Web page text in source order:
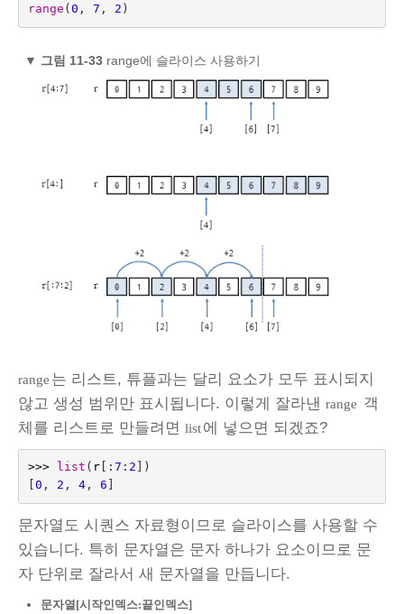
range ( 0 , 7 , 2 )
▼ 그림 11-33range에 슬라이스 사용하기
range 는 리스트, 튜플과는 달리 요소가 모두 표시되지
않고 생성 범위만 표시됩니다. 이렇게 잘라낸 range 객
체를 리스트로 만들려면 list에 넣으면 되겠죠?
>>> list ( r[: 7 : 2 ])
0 , 2 , 4, 6
문자열도 시퀀스 자료형이므로 슬라이스를 사용할 수
있습니다. 특히 문자열은 문자 하나가 요소이므로 문
자 단위로 잘라서 새 문자열을 만듭니다.
문자열[시작인덱스:끝인덱스]